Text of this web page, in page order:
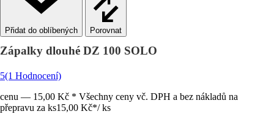
Porovnat
Zápalky dlouhé DZ 100 SOLO
5(1 Hodnocení)
cenu — 15,00 Kč * Všechny ceny vč. DPH a bez nákladů na
přepravu za ks15,00 Kč*/ ks